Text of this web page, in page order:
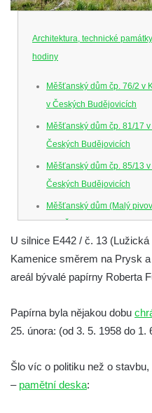
Architektura, technické
hodiny
Měšťanský dům čp. 76/2 v
v Českých Budějovicích
Měšťanský dům čp. 81/17
Českých Budějovicích
Měšťanský dům čp. 85/13
Českých Budějovicích
Měšťanský dům (Malý
IV. v Českých Budějovicích
Dům U Ferusů na
Českých Budějovicích
Solnice na Piaristickém
Biskupská rezidence v
Dům čp. 20 ve Velešíně,
či Kaplanka
U silnice E442 / č. 13
Kamenice směrem na Prysk
areál bývalé papírny Roberta
Papírna byla nějakou dobu
25. února: (od 3. 5. 1958 do 1.
Šlo víc o politiku než o
– pamětní deska: